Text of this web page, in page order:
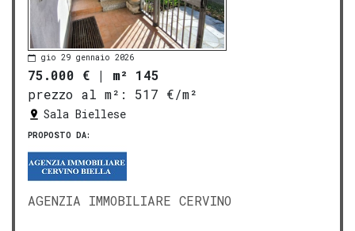
gio 29 gennaio 2026
75.000 € | m² 145
prezzo al m²:
517 €/m²
Sala Biellese
PROPOSTO DA:
AGENZIA IMMOBILIARE CERVINO